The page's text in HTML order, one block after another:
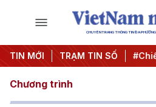
CHUYÊN TRANG THÔNG TIN ĐA
TIN MỚI TRẠM TIN SỐ
quyết thành hành động
Chương trình